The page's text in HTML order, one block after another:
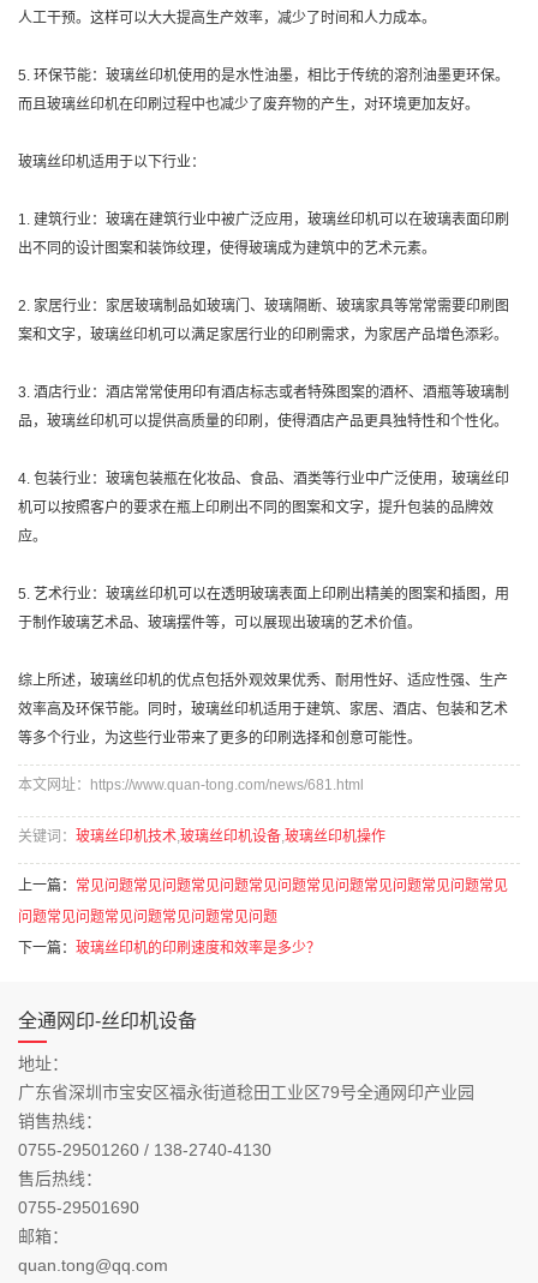
人工干预。这样可以大大提高生产效率，减少了时间和人力成本。
5. 环保节能：玻璃丝印机使用的是水性油墨，相比于传统的溶剂油墨更环保。
而且玻璃丝印机在印刷过程中也减少了废弃物的产生，对环境更加友好。
玻璃丝印机适用于以下行业：
1. 建筑行业：玻璃在建筑行业中被广泛应用，玻璃丝印机可以在玻璃表面印刷
出不同的设计图案和装饰纹理，使得玻璃成为建筑中的艺术元素。
2. 家居行业：家居玻璃制品如玻璃门、玻璃隔断、玻璃家具等常常需要印刷图
案和文字，玻璃丝印机可以满足家居行业的印刷需求，为家居产品增色添彩。
3. 酒店行业：酒店常常使用印有酒店标志或者特殊图案的酒杯、酒瓶等玻璃制
品，玻璃丝印机可以提供高质量的印刷，使得酒店产品更具独特性和个性化。
4. 包装行业：玻璃包装瓶在化妆品、食品、酒类等行业中广泛使用，玻璃丝印
机可以按照客户的要求在瓶上印刷出不同的图案和文字，提升包装的品牌效
应。
5. 艺术行业：玻璃丝印机可以在透明玻璃表面上印刷出精美的图案和插图，用
于制作玻璃艺术品、玻璃摆件等，可以展现出玻璃的艺术价值。
综上所述，玻璃丝印机的优点包括外观效果优秀、耐用性好、适应性强、生产
效率高及环保节能。同时，玻璃丝印机适用于建筑、家居、酒店、包装和艺术
等多个行业，为这些行业带来了更多的印刷选择和创意可能性。
本文网址：https://www.quan-tong.com/news/681.html
关键词： 玻璃丝印机技术,玻璃丝印机设备,玻璃丝印机操作
上一篇： 常见问题常见问题常见问题常见问题常见问题常见问题常见问题常见
问题常见问题常见问题常见问题常见问题
下一篇： 玻璃丝印机的印刷速度和效率是多少？
全通网印-丝印机设备
地址：
广东省深圳市宝安区福永街道稔田工业区79号全通网印产业园
销售热线：
0755-29501260 / 138-2740-4130
售后热线：
0755-29501690
邮箱：
quan.tong@qq.com